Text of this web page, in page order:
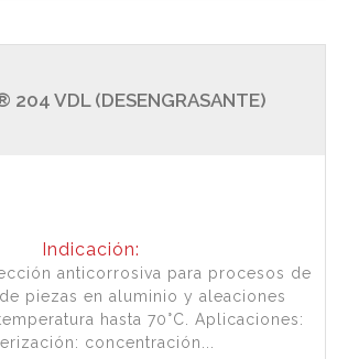
204 VDL (DESENGRASANTE)
Indicación:
anticorrosiva para procesos de
piezas en aluminio y aleaciones
hasta 70°C. Aplicaciones:
concentración...